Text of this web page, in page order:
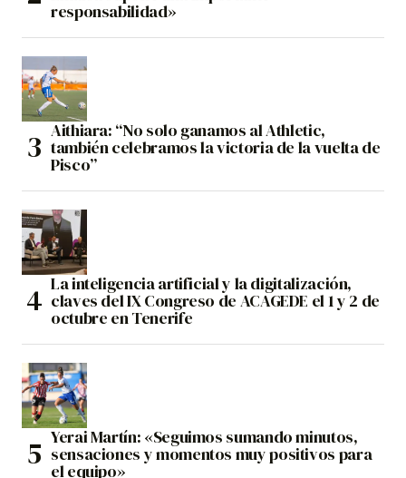
responsabilidad»
Aithiara: “No solo ganamos al Athletic,
también celebramos la victoria de la vuelta de
Pisco”
La inteligencia artificial y la digitalización,
claves del IX Congreso de ACAGEDE el 1 y 2 de
octubre en Tenerife
Yerai Martín: «Seguimos sumando minutos,
sensaciones y momentos muy positivos para
el equipo»